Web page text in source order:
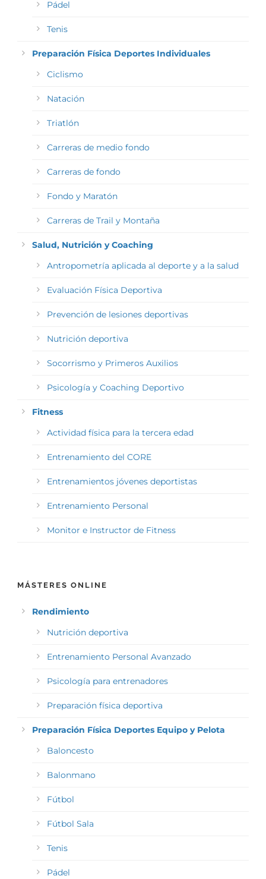
Pádel
Tenis
Preparación Física Deportes Individuales
Ciclismo
Natación
Triatlón
Carreras de medio fondo
Carreras de fondo
Fondo y Maratón
Carreras de Trail y Montaña
Salud, Nutrición y Coaching
Antropometría aplicada al deporte y a la salud
Evaluación Física Deportiva
Prevención de lesiones deportivas
Nutrición deportiva
Socorrismo y Primeros Auxilios
Psicología y Coaching Deportivo
Fitness
Actividad física para la tercera edad
Entrenamiento del CORE
Entrenamientos jóvenes deportistas
Entrenamiento Personal
Monitor e Instructor de Fitness
MÁSTERES ONLINE
Rendimiento
Nutrición deportiva
Entrenamiento Personal Avanzado
Psicología para entrenadores
Preparación física deportiva
Preparación Física Deportes Equipo y Pelota
Baloncesto
Balonmano
Fútbol
Fútbol Sala
Tenis
Pádel